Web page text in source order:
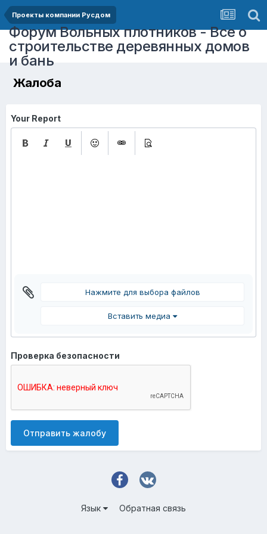
Проекты компании Русдом
Форум Вольных плотников - Все о
строительстве деревянных домов
и бань
Жалоба
Your Report
Нажмите для выбора файлов
Вставить медиа
Проверка безопасности
Отправить жалобу
Язык Обратная связь